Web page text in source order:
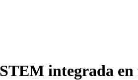
integrada en